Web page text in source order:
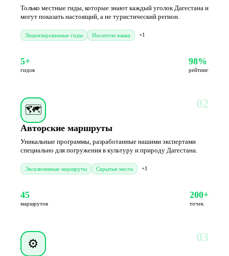
Только местные гиды, которые знают каждый уголок Дагестана и
могут показать настоящий, а не туристический регион.
Лицензированные гиды Носители языка +1
5+
гидов
98%
рейтинг
🗺️ 02
Авторские маршруты
Уникальные программы, разработанные нашими экспертами
специально для погружения в культуру и природу Дагестана.
Эксклюзивные маршруты Скрытые места +1
45
маршрутов
200+
точек
⚙️ 03